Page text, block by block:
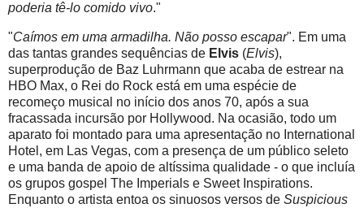
poderia tê-lo comido vivo."
"Caímos em uma armadilha. Não posso escapar". Em uma
das tantas grandes sequências de Elvis (Elvis),
superprodução de Baz Luhrmann que acaba de estrear na
HBO Max, o Rei do Rock está em uma espécie de
recomeço musical no início dos anos 70, após a sua
fracassada incursão por Hollywood. Na ocasião, todo um
aparato foi montado para uma apresentação no International
Hotel, em Las Vegas, com a presença de um público seleto
e uma banda de apoio de altíssima qualidade - o que incluía
os grupos gospel The Imperials e Sweet Inspirations.
Enquanto o artista entoa os sinuosos versos de Suspicious